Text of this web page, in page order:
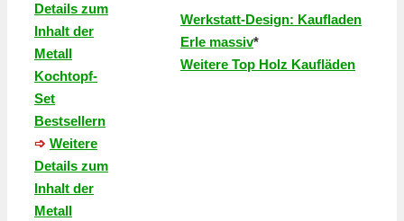
Details zum
Inhalt der
Metall
Kochtopf-
Set
Bestsellern
➩ Weitere
Details zum
Inhalt der
Metall
Werkstatt-Design: Kaufladen
Erle massiv*
Weitere Top Holz Kaufläden